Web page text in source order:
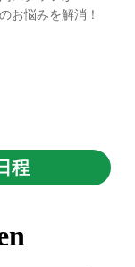
お悩みを解消！
程